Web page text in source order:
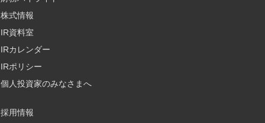
株式情報
IR資料室
IRカレンダー
IRポリシー
個人投資家のみなさまへ
採用情報